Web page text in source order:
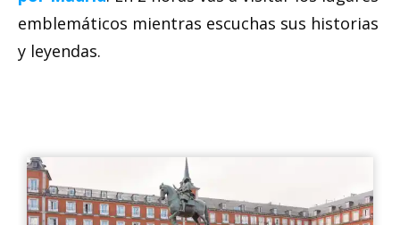
emblemáticos mientras escuchas sus historias
y leyendas.